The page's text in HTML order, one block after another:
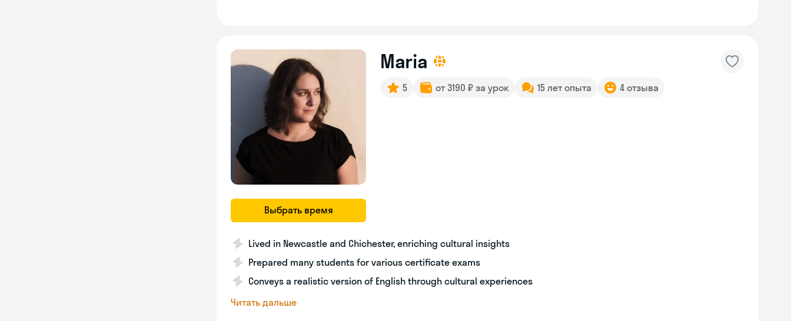
Выбрать время
Maria
5 от 3190 ₽ за урок 15 лет опыта 4 отзыва
Lived in Newcastle and Chichester, enriching cultural insights
Prepared many students for various certificate exams
Conveys a realistic version of English through cultural experiences
Читать дальше